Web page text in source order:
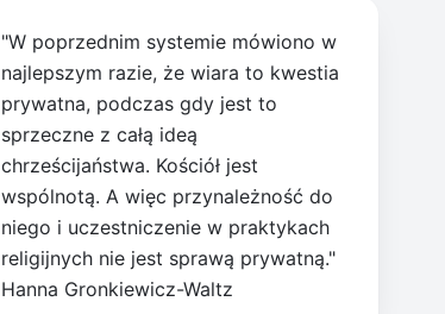
"W poprzednim systemie mówiono w
najlepszym razie, że wiara to kwestia
prywatna, podczas gdy jest to
sprzeczne z całą ideą
chrześcijaństwa. Kościół jest
wspólnotą. A więc przynależność do
niego i uczestniczenie w praktykach
religijnych nie jest sprawą prywatną."
Hanna Gronkiewicz-Waltz